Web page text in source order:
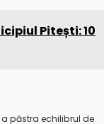
Pitești: 10
păstra echilibrul de